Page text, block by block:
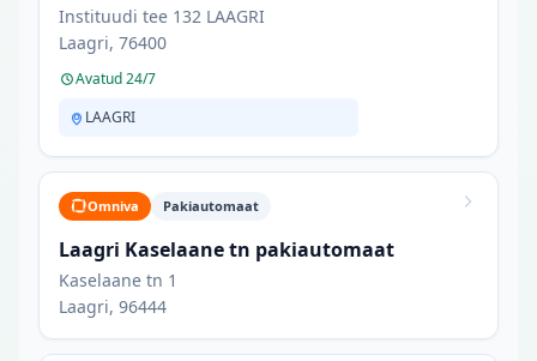
Instituudi tee 132 LAAGRI
Laagri, 76400
Avatud 24/7
LAAGRI
Omniva Pakiautomaat
Laagri Kaselaane tn pakiautomaat
Kaselaane tn 1
Laagri, 96444